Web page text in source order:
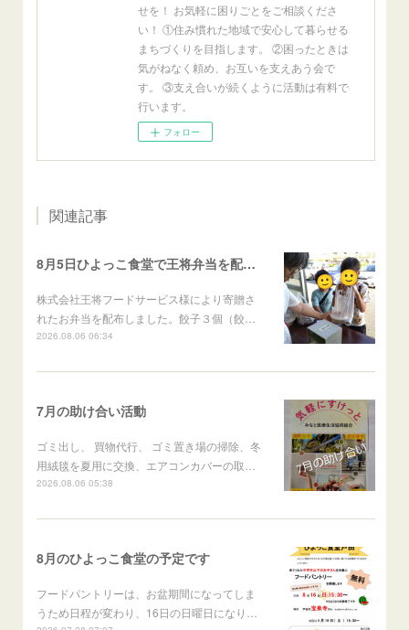
せを！ お気軽に困りごとをご相談くださ
い！ ①住み慣れた地域で安心して暮らせる
まちづくりを目指します。 ②困ったときは
気がねなく頼め、お互いを支えあう会で
す。 ③支え合いが続くように活動は有料で
行います。
フォロー
関連記事
8月5日ひよっこ食堂で王将弁当を配布しました
株式会社王将フードサービス様により寄贈さ
れたお弁当を配布しました。餃子３個（餃…
2026.08.06 06:34
7月の助け合い活動
ゴミ出し、 買物代行、 ゴミ置き場の掃除、冬
用絨毯を夏用に交換、エアコンカバーの取…
2026.08.06 05:38
8月のひよっこ食堂の予定です
フードパントリーは、お盆期間になってしま
うため日程が変わり、16日の日曜日になり…